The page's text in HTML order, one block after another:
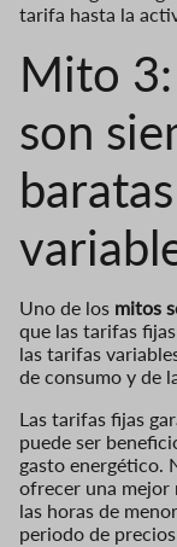
tarifa hasta la
Mito
son
Uno de los mitos
que las tarifas
las tarifas
de consumo y de
Las tarifas fijas
puede ser
gasto energético.
ofrecer una mejor
las horas de
periodo de